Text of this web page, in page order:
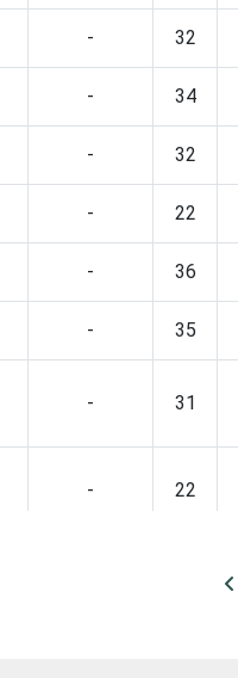
- 32
- 34
- 32
- 22
- 36
- 35
- 31
- 22